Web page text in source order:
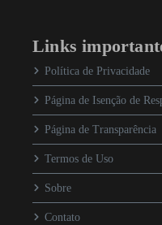
Links
Política de Privacidade
Página de Isenção de
Página de Transparência
Termos de Uso
Sobre
Contato